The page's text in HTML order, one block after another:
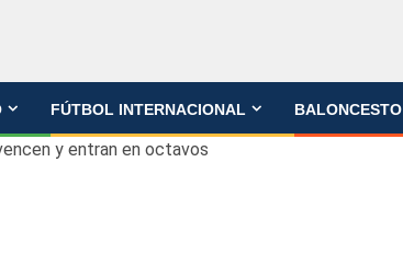
FÚTBOL INTERNACIONAL BALONCESTO
y entran en octavos